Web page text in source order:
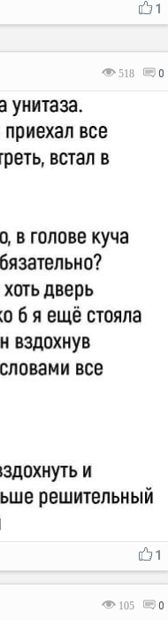
1
518 0
1
105 0